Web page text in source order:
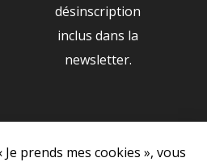
prends mes cookies », vous
désinscription
inclus dans la
newsletter.